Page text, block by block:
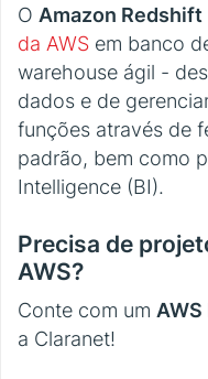
O Amazon Redshift
da AWS em banco
warehouse ágil -
dados e de
funções através de
padrão, bem como
Intelligence (BI).
Precisa de
AWS?
Conte com um
a Claranet!